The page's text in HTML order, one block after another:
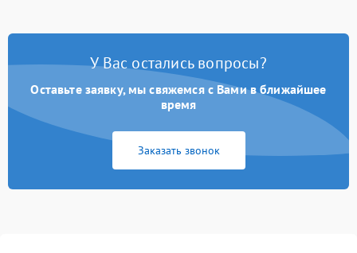
У Вас остались вопросы?
Оставьте заявку, мы свяжемся с Вами в ближайшее
время
Заказать звонок